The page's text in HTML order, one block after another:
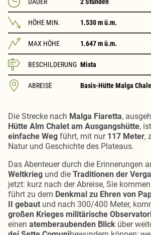
DAUER 2 Stunden
HÖHE MIN. 1.530 m ü.m.
MAX HÖHE 1.647 m ü.m.
BESCHILDERUNG Mista
ABREISE Basis-Hütte Malga
Die Strecke nach Malga Fiaretta,
Hütte Alm Chalet am Ausgangshütte,
einfache Weg führt, mit nur 117 Meter,
Natur und Geschichte des Plateaus.
Das Abenteuer durch die Erinnerungen
Weltkrieg und die Traditionen der
jetzt: kurz nach der Abreise, Sie
führt zu dem Denkmal zu Ehren von
II gebaut und nach 300/400 Meter,
großen Krieges militärische
einen atemberaubenden Blick über